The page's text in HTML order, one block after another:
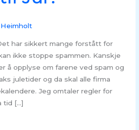
har sikkert mange forstått for
ikke stoppe spammen. Kanskje
å opplyse om farene ved spam og
juletider og da skal alle firma
Jeg omtaler regler for
tid […]